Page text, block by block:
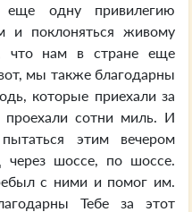
одну привилегию
и поклоняться живому
что нам в стране еще
мы также благодарны
которые приехали за
сотни миль. И
этим вечером
через шоссе, по шоссе.
с ними и помог им.
Тебе за этот